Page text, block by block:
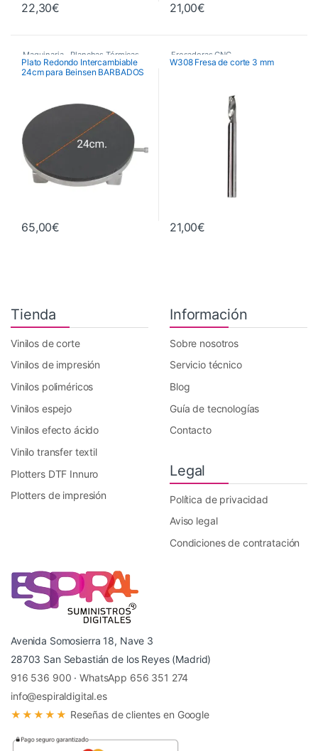
22,30€ 21,00€
Maquinaria Planchas Térmicas
Recambios Planchas
Plato Redondo Intercambiable
24cm para Beinsen BARBADOS
65,00€
Fresadoras CNC
W308 Fresa de corte 3 mm
21,00€
Tienda
Vinilos de corte
Vinilos de impresión
Vinilos poliméricos
Vinilos espejo
Vinilos efecto ácido
Vinilo transfer textil
Plotters DTF Innuro
Plotters de impresión
Información
Sobre nosotros
Servicio técnico
Blog
Guía de tecnologías
Contacto
Legal
Política de privacidad
Aviso legal
Condiciones de contratación
Avenida Somosierra 18, Nave 3
28703 San Sebastián de los Reyes (Madrid)
916 536 900 ·WhatsApp 656 351 274
info@espiraldigital.es
★★★★★ Reseñas de clientes en Google